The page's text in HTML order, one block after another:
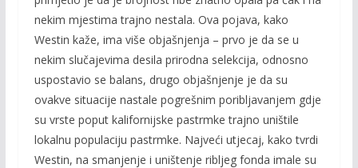
nekim mjestima trajno nestala. Ova pojava, kako
Westin kaže, ima više objašnjenja – prvo je da se u
nekim slučajevima desila prirodna selekcija, odnosno
uspostavio se balans, drugo objašnjenje je da su
ovakve situacije nastale pogrešnim poribljavanjem gdje
su vrste poput kalifornijske pastrmke trajno uništile
lokalnu populaciju pastrmke. Najveći utjecaj, kako tvrdi
Westin, na smanjenje i uništenje ribljeg fonda imale su